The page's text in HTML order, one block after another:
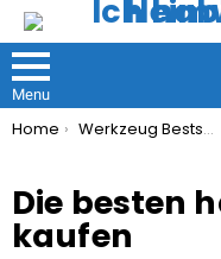
Menu
You are here:
Home Werkzeug Bestseller
Die besten
kaufen